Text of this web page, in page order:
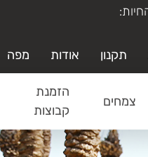
תקנון אודות מפה
צמחים
הזמנת
קבוצות